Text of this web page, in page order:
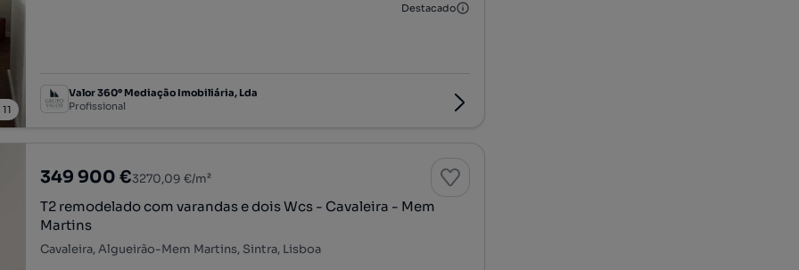
11
Destacado
Valor 360º Mediação Imobiliária, Lda
Profissional
349 900 €3270,09 €/m²
T2 remodelado com varandas e dois Wcs - Cavaleira - Mem
Martins
Cavaleira, Algueirão-Mem Martins, Sintra, Lisboa